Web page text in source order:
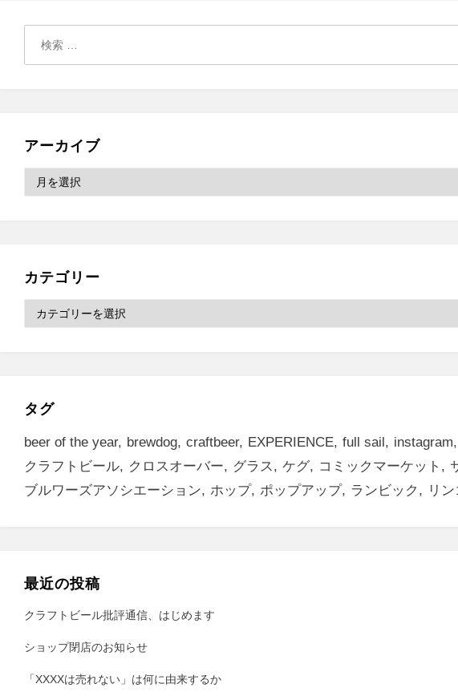
アーカイブ
ー
カテゴリー
テ
タグ
beer of the year brewdog craftbeer EXPERIENCE full sail instagram
クラフトビール
クロスオーバー グラス ケグ コミックマーケット
ブルワーズアソシエーション
ホップ ポップアップ ランビック リ
最近の投稿
クラフトビール批評通信、はじめます
ショップ閉店のお知らせ
「XXXXは売れない」は何に由来するか